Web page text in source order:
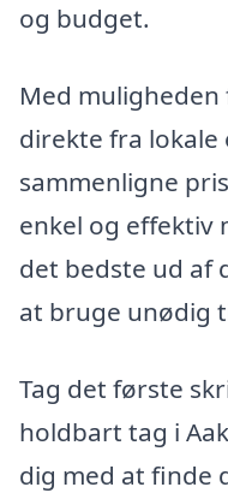
og budget.
Med
direkte fra
sammenligne
enkel og effektiv
det bedste ud af
at bruge unødig
Tag det første
holdbart tag i
dig med at finde